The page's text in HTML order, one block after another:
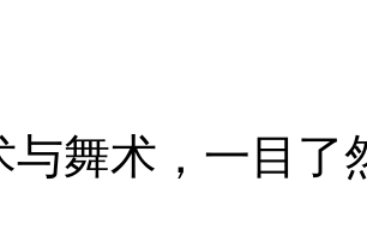
术，一目了